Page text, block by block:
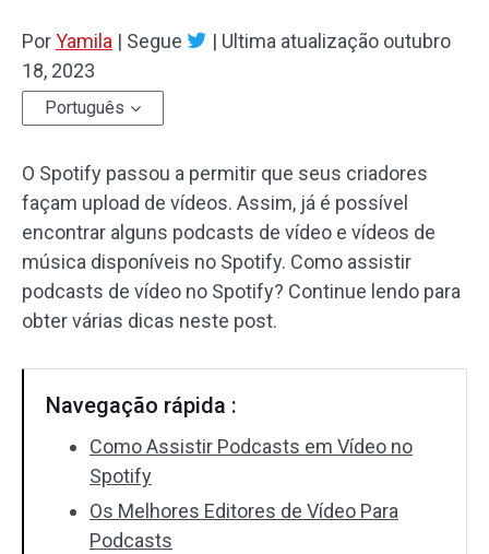
Aparar/Dividir/Cortar
Efeitos de áudio
Texto/Elemento
Efeitos de vídeo
Cor do vídeo
Girar/Inverter
PorYamila | Segue | Ultima atualização outubro
18, 2023
Português
O Spotify passou a permitir que seus criadores
façam upload de vídeos. Assim, já é possível
encontrar alguns podcasts de vídeo e vídeos de
música disponíveis no Spotify. Como assistir
podcasts de vídeo no Spotify? Continue lendo para
obter várias dicas neste post.
Navegação rápida :
Como Assistir Podcasts em Vídeo no
Spotify
Os Melhores Editores de Vídeo Para
Podcasts